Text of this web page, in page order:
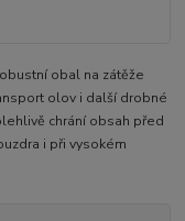
obal na zátěže
olov i další drobné
chrání obsah před
i při vysokém